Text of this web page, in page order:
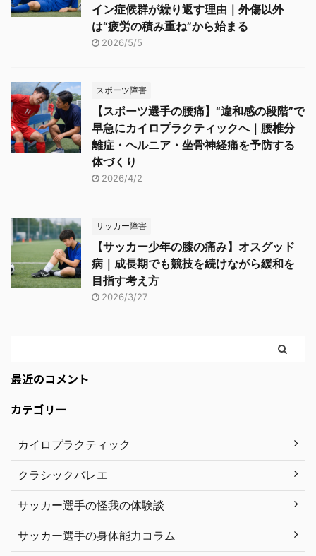
イン症候群が繰り返す理由｜外傷以外
は“疲労の積み重ね”から始まる
2026/5/5
スポーツ障害
【スポーツ選手の腰痛】“違和感の段階”で
早急にカイロプラクティックへ｜腰椎分
離症・ヘルニア・坐骨神経痛を予防する
体づくり
2026/4/2
サッカー障害
【サッカー少年の膝の痛み】オスグッド
病｜成長期でも競技を続けながら緩和を
目指す考え方
2026/3/27
最近のコメント
カテゴリー
カイロプラクティック
クラシックバレエ
サッカー選手の怪我の体験談
サッカー選手の身体能力コラム